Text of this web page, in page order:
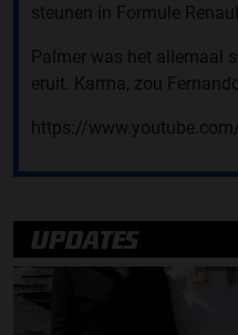
steunen in Formule
Palmer was het allemaal
eruit. Karma, zou
https://
UPDATES